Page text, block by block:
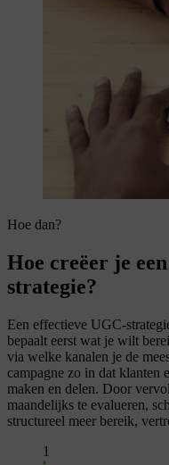
Hoe dan?
Hoe creëer je
strategie?
Een effectieve UGC-
bepaalt eerst wat je wilt
via welke kanalen je de
campagne zo in dat klanten
maken en delen. Door
maandelijks te evalueren,
structureel meer bereik,
1